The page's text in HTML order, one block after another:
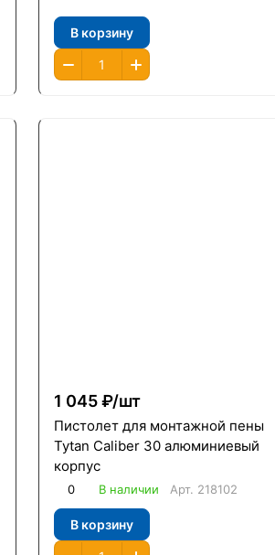
В корзину
1 045 ₽/шт
Пистолет для монтажной пены
Tytan Caliber 30 алюминиевый
корпус
0 В наличии Арт. 218102
В корзину